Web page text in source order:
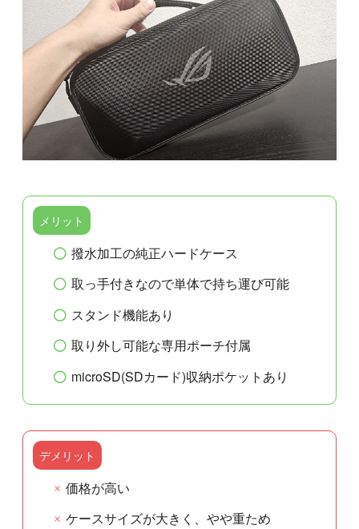
メリット
撥水加工の純正ハードケース
取っ手付きなので単体で持ち運び可能
スタンド機能あり
取り外し可能な専用ポーチ付属
microSD(SDカード)収納ポケットあり
デメリット
価格が高い
ケースサイズが大きく、やや重ため